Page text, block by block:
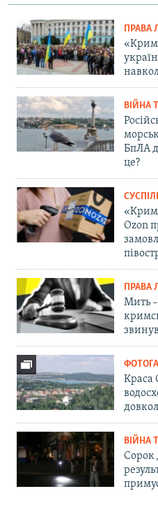
ПРАВА
«Крим
ВІЙНА
БпЛА
це?
«Крим
Ozon
ПРАВА
Мить
Краса
ВІЙНА
Сорок